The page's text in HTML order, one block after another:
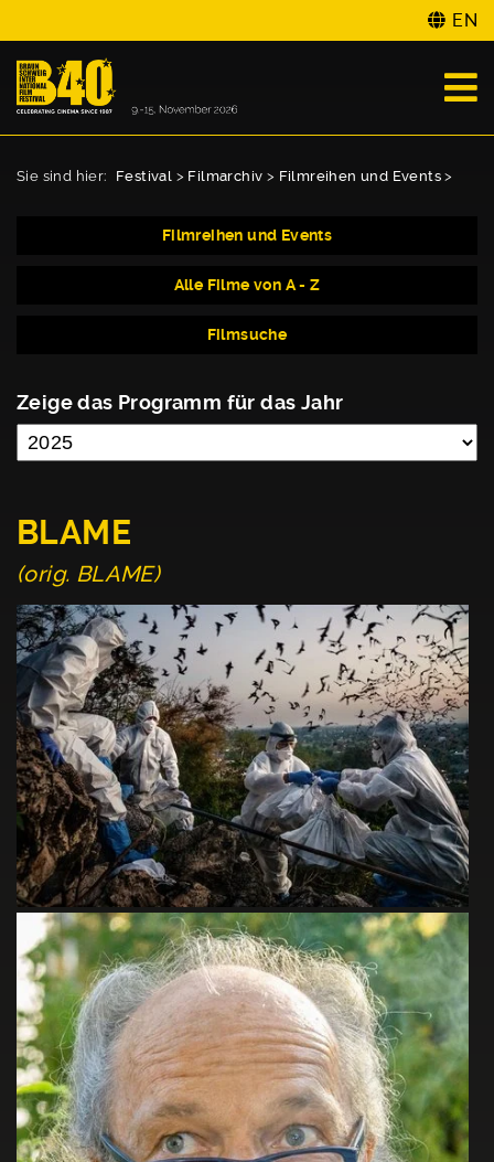
EN
Sie sind hier: Festival > Filmarchiv > Filmreihen und Events >
Filmreihen und Events
Alle Filme von A - Z
Filmsuche
Zeige das Programm für das Jahr
BLAME
(orig. BLAME)